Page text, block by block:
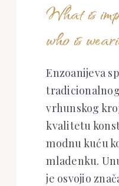
What is
who is
Enzoanijeva
vrhunskog
kvalitetu
modnu kuću
mladenku.
je osvojio